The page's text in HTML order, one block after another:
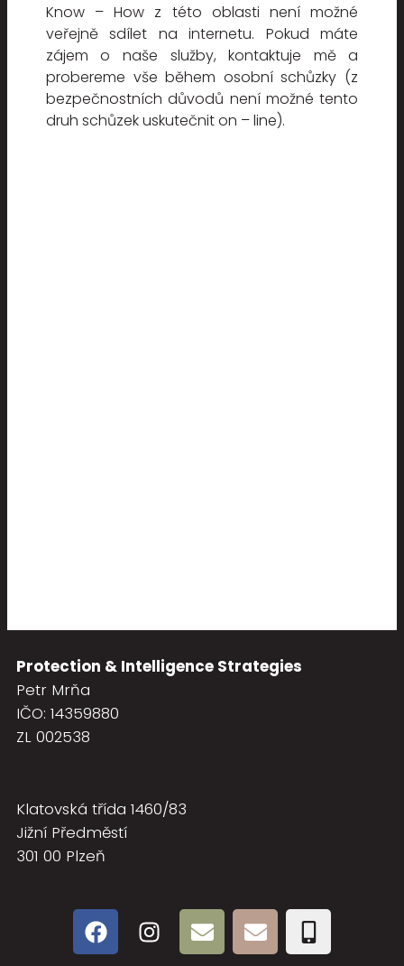
Know – How z této oblasti není možné
veřejně sdílet na internetu. Pokud máte
zájem o naše služby, kontaktuje mě a
probereme vše během osobní schůzky (z
bezpečnostních důvodů není možné tento
druh schůzek uskutečnit on – line).
Protection & Intelligence Strategies
Petr Mrňa
IČO: 14359880
ZL 002538
Klatovská třída 1460/83
Jižní Předměstí
301 00 Plzeň